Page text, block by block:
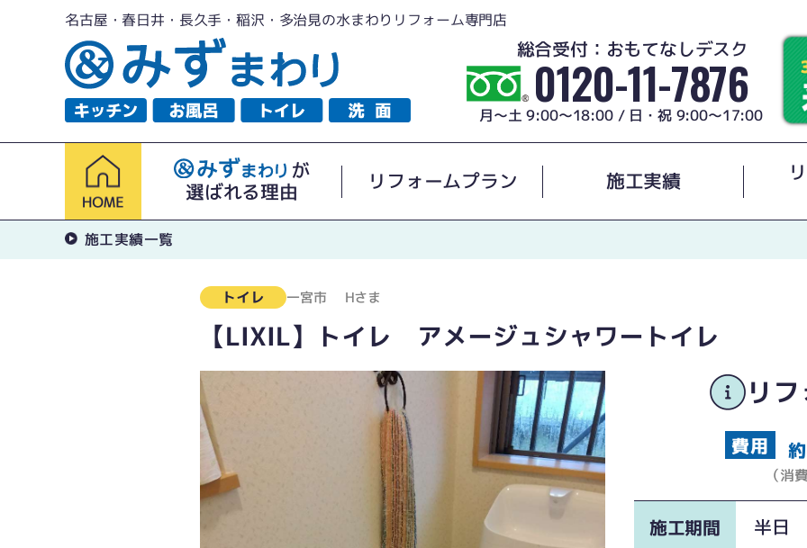
名古屋・春日井・長久手・稲沢・多治見の水まわりリフォーム専門店
総合受付：おもてなしデスク
0120-11-7876
月～土 9:00～18:00 / 日・祝 9:00～17:00
が
選ばれる理由
リフォームプラン 施工実績
施工実績一覧
トイレ 一宮市 Hさま
【LIXIL】トイレ アメージュシャワートイレ
リ
約
（消
施工期間 半日